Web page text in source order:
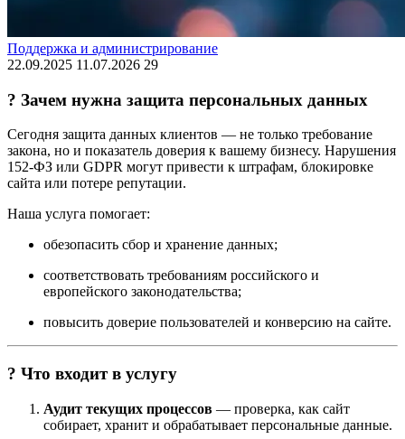
Поддержка и администрирование
22.09.2025 11.07.2026 29
? Зачем нужна защита персональных данных
Сегодня защита данных клиентов — не только требование
закона, но и показатель доверия к вашему бизнесу. Нарушения
152-ФЗ или GDPR могут привести к штрафам, блокировке
сайта или потере репутации.
Наша услуга помогает:
обезопасить сбор и хранение данных;
соответствовать требованиям российского и
европейского законодательства;
повысить доверие пользователей и конверсию на сайте.
?️ Что входит в услугу
Аудит текущих процессов — проверка, как сайт
собирает, хранит и обрабатывает персональные данные.